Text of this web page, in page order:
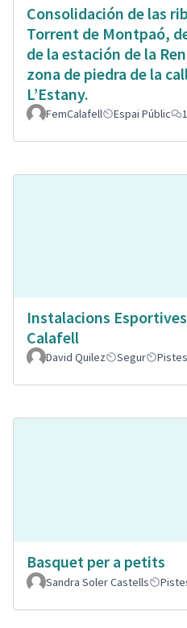
Consolidación de las
Torrent de Montpaó,
de la estación de la
zona de piedra de la
L’Estany.
FemCalafell Espai Públic 1
Instalacions
Calafell
David Quilez Segur
Basquet per a petits
Sandra Soler Castells